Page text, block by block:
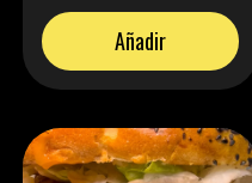
Añadir